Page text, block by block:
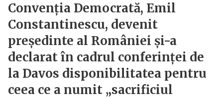
Convenția Democrată, Emil
Constantinescu, devenit
președinte al României și-a
declarat în cadrul conferinței de
la Davos disponibilitatea pentru
ceea ce a numit „sacrificiul